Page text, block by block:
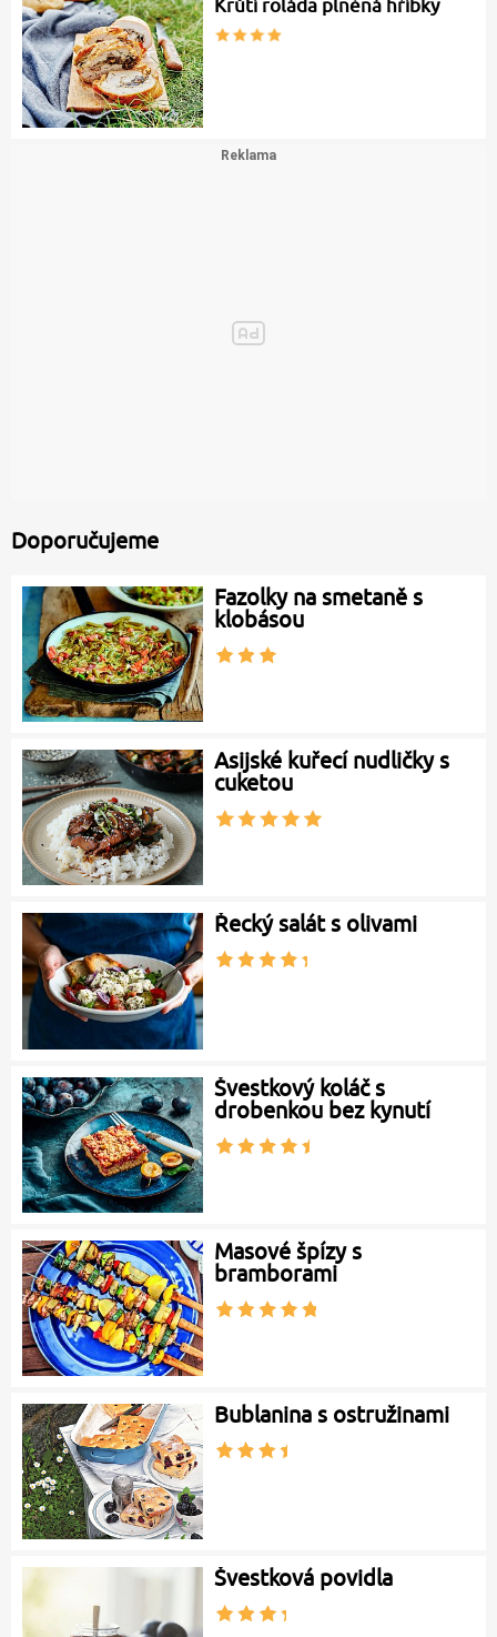
Krůtí roláda plněná hříbky
Doporučujeme
Fazolky na smetaně s
klobásou
Asijské kuřecí nudličky s
cuketou
Řecký salát s olivami
Švestkový koláč s
drobenkou bez kynutí
Masové špízy s
bramborami
Bublanina s ostružinami
Švestková povidla